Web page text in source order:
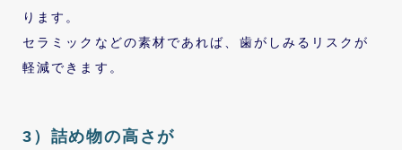
ります。
セラミックなどの素材であれば、歯がしみるリスクが
軽減できます。
3）詰め物の高さが